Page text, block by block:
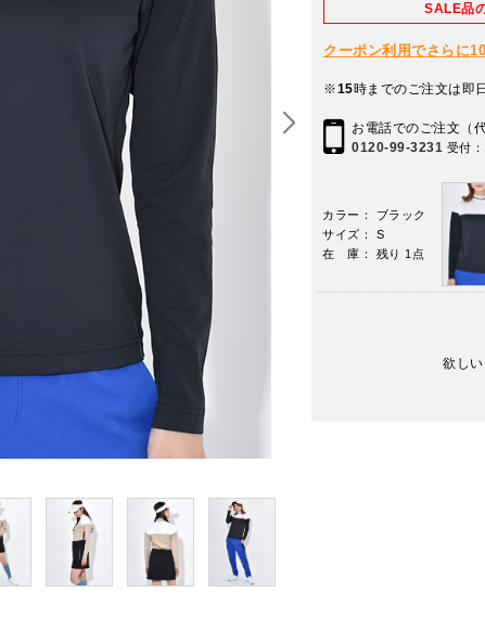
SALE品
クーポン利用でさらに
※15時までのご注文は即
お電話でのご注文（
0120-99-3231 受付
カラー： ブラック
サイズ： S
在 庫： 残り 1点
欲し